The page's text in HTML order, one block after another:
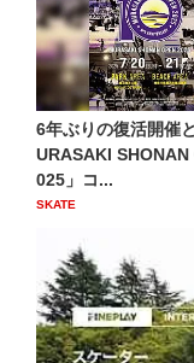
6年ぶりの復活開催
URASAKI SHONAN
025」コ...
SKATE